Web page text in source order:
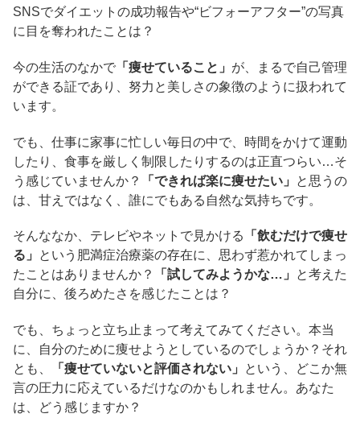
SNSでダイエットの成功報告や“ビフォーアフター”の写真
に目を奪われたことは？
今の生活のなかで 「痩せていること」 が、まるで自己管理
ができる証であり、努力と美しさの象徴のように扱われて
います。
でも、仕事に家事に忙しい毎日の中で、時間をかけて運動
したり、食事を厳しく制限したりするのは正直つらい…そ
う感じていませんか？
「できれば楽に痩せたい」
と思うの
は、甘えではなく、誰にでもある自然な気持ちです。
そんななか、テレビやネットで見かける
「飲むだけで痩せ
る」
という肥満症治療薬の存在に、思わず惹かれてしまっ
たことはありませんか？
「試してみようかな…」
と考えた
自分に、後ろめたさを感じたことは？
でも、ちょっと立ち止まって考えてみてください。本当
に、自分のために痩せようとしているのでしょうか？それ
とも、
「痩せていないと評価されない」
という、どこか無
言の圧力に応えているだけなのかもしれません。あなた
は、どう感じますか？